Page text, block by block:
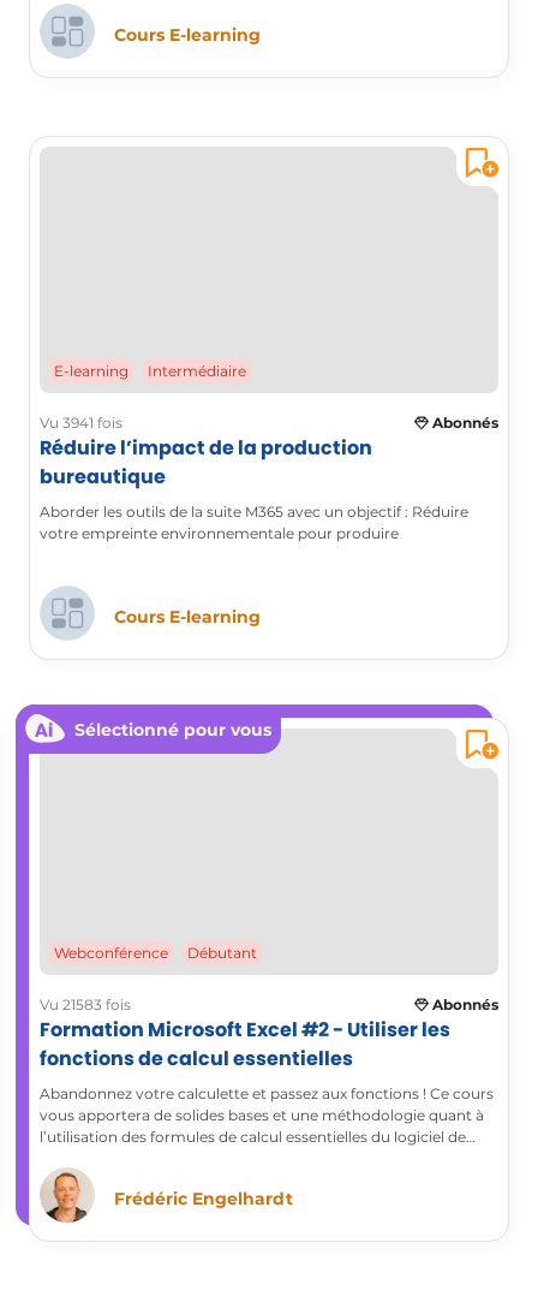
Cours E-learning
E-learning Intermédiaire
Vu 3941 fois Abonnés
Réduire l’impact de la production
bureautique
Aborder les outils de la suite M365 avec un objectif : Réduire
votre empreinte environnementale pour produire
Cours E-learning
Sélectionné pour vous
Webconférence Débutant
Vu 21583 fois Abonnés
Formation Microsoft Excel #2 - Utiliser les
fonctions de calcul essentielles
Abandonnez votre calculette et passez aux fonctions ! Ce cours
vous apportera de solides bases et une méthodologie quant à
l’utilisation des formules de calcul essentielles du logiciel de
Frédéric Engelhardt